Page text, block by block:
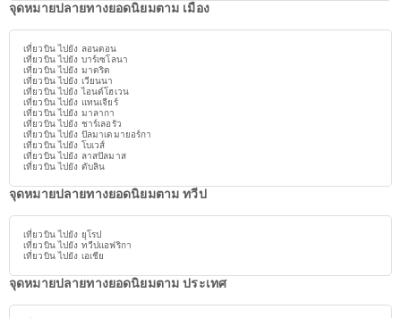
จุดหมายปลายทางยอดนิยมตาม เมือง
เที่ยวบิน ไปยัง ลอนดอน
เที่ยวบิน ไปยัง บาร์เซโลนา
เที่ยวบิน ไปยัง มาดริด
เที่ยวบิน ไปยัง เวียนนา
เที่ยวบิน ไปยัง ไอนด์โฮเวน
เที่ยวบิน ไปยัง แทนเจียร์
เที่ยวบิน ไปยัง มาลากา
เที่ยวบิน ไปยัง ชาร์เลอรัว
เที่ยวบิน ไปยัง ปัลมาเดมายอร์กา
เที่ยวบิน ไปยัง โบเวส์
เที่ยวบิน ไปยัง ลาสปัลมาส
เที่ยวบิน ไปยัง ดับลิน
จุดหมายปลายทางยอดนิยมตาม ทวีป
เที่ยวบิน ไปยัง ยุโรป
เที่ยวบิน ไปยัง ทวีปแอฟริกา
เที่ยวบิน ไปยัง เอเชีย
จุดหมายปลายทางยอดนิยมตาม ประเทศ